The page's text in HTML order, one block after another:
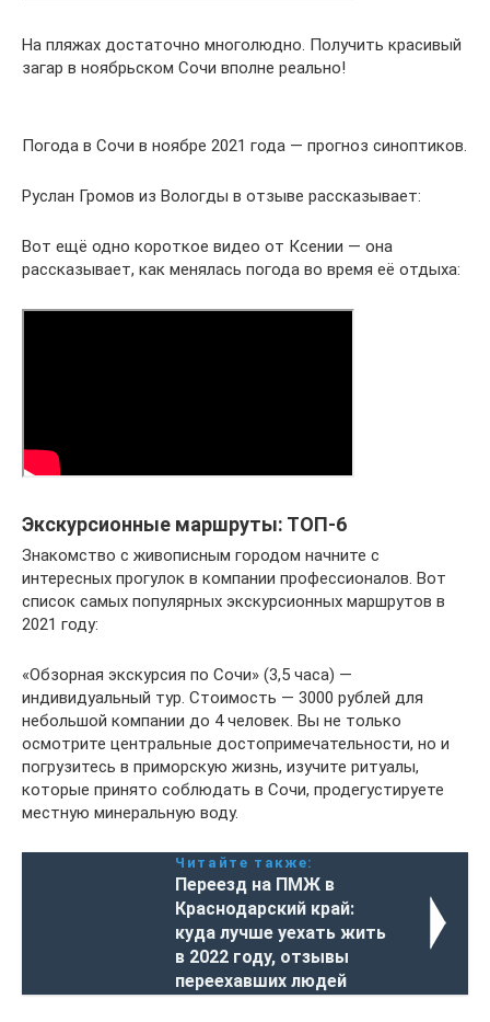
На пляжах достаточно многолюдно. Получить красивый
загар в ноябрьском Сочи вполне реально!
Погода в Сочи в ноябре 2021 года — прогноз синоптиков.
Руслан Громов из Вологды в отзыве рассказывает:
Вот ещё одно короткое видео от Ксении — она
рассказывает, как менялась погода во время её отдыха:
Экскурсионные маршруты: ТОП-6
Знакомство с живописным городом начните с
интересных прогулок в компании профессионалов. Вот
список самых популярных экскурсионных маршрутов в
2021 году:
«Обзорная экскурсия по Сочи» (3,5 часа) —
индивидуальный тур. Стоимость — 3000 рублей для
небольшой компании до 4 человек. Вы не только
осмотрите центральные достопримечательности, но и
погрузитесь в приморскую жизнь, изучите ритуалы,
которые принято соблюдать в Сочи, продегустируете
местную минеральную воду.
Читайте также:
Переезд на ПМЖ в
Краснодарский край:
куда лучше уехать жить
в 2022 году, отзывы
переехавших людей